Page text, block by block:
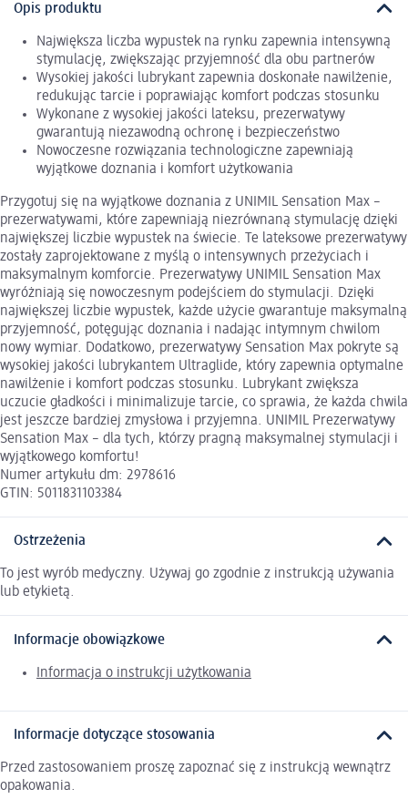
Opis produktu
Największa liczba wypustek na rynku zapewnia intensywną
stymulację, zwiększając przyjemność dla obu partnerów
Wysokiej jakości lubrykant zapewnia doskonałe nawilżenie,
redukując tarcie i poprawiając komfort podczas stosunku
Wykonane z wysokiej jakości lateksu, prezerwatywy
gwarantują niezawodną ochronę i bezpieczeństwo
Nowoczesne rozwiązania technologiczne zapewniają
wyjątkowe doznania i komfort użytkowania
Przygotuj się na wyjątkowe doznania z UNIMIL Sensation Max –
prezerwatywami, które zapewniają niezrównaną stymulację dzięki
największej liczbie wypustek na świecie. Te lateksowe prezerwatywy
zostały zaprojektowane z myślą o intensywnych przeżyciach i
maksymalnym komforcie. Prezerwatywy UNIMIL Sensation Max
wyróżniają się nowoczesnym podejściem do stymulacji. Dzięki
największej liczbie wypustek, każde użycie gwarantuje maksymalną
przyjemność, potęgując doznania i nadając intymnym chwilom
nowy wymiar. Dodatkowo, prezerwatywy Sensation Max pokryte są
wysokiej jakości lubrykantem Ultraglide, który zapewnia optymalne
nawilżenie i komfort podczas stosunku. Lubrykant zwiększa
uczucie gładkości i minimalizuje tarcie, co sprawia, że każda chwila
jest jeszcze bardziej zmysłowa i przyjemna. UNIMIL Prezerwatywy
Sensation Max – dla tych, którzy pragną maksymalnej stymulacji i
wyjątkowego komfortu!
Numer artykułu dm: 2978616
GTIN: 5011831103384
Ostrzeżenia
To jest wyrób medyczny. Używaj go zgodnie z instrukcją używania
lub etykietą.
Informacje obowiązkowe
Informacja o instrukcji użytkowania
Informacje dotyczące stosowania
Przed zastosowaniem proszę zapoznać się z instrukcją wewnątrz
opakowania.